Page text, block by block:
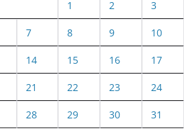
1 2 3
7 8 9 10
14 15 16 17
21 22 23 24
28 29 30 31